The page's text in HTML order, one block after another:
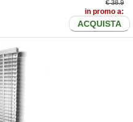
€ 38.9
in promo a:
ACQUISTA